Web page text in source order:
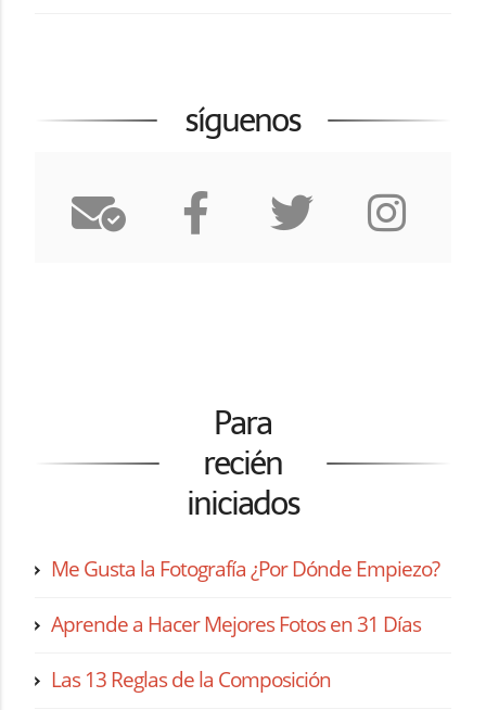
síguenos
Para
recién
iniciados
Me Gusta la Fotografía ¿Por Dónde Empiezo?
Aprende a Hacer Mejores Fotos en 31 Días
Las 13 Reglas de la Composición